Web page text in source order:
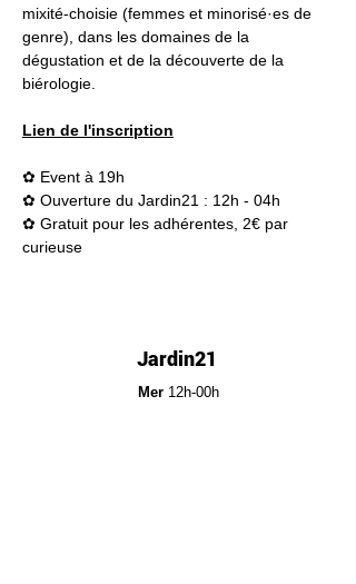
mixité-choisie (femmes et minorisé·es de
genre), dans les domaines de la
dégustation et de la découverte de la
biérologie.
Lien de l'inscription
✿ Event à 19h
✿ Ouverture du Jardin21 : 12h - 04h
✿ Gratuit pour les adhérentes, 2€ par
curieuse
Jardin21
Mer12h-00h